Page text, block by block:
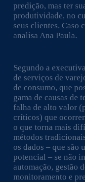
predição, mas ter
produtividade, no
seus clientes. Caso
analisa Ana Paula.
Segundo a
de serviços de
de consumo, que
gama de causas de
falha de alto valor
críticos) que
o que torna mais
métodos
os dados – que são
potencial – se não
automação, gestão
monitoramento e